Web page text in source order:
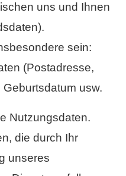
uns und Ihnen
sein:
(Postadresse,
usw.
Nutzungsdaten.
die durch Ihr
unseres